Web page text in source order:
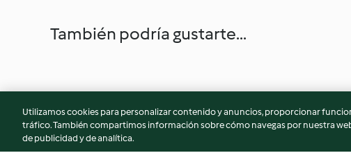
También podría gustarte...
Utilizamos cookies para personalizar contenido y anuncios, proporcionar
tráfico. También compartimos información sobre cómo navegas por nuestra
de publicidad y de analítica.